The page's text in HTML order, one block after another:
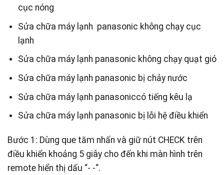
cục nóng
Sửa chữa máy lạnh panasonic không chạy cục
lạnh
Sửa chữa máy lạnh panasonic không chạy quạt gió
Sửa chữa máy lạnh panasonic bị chảy nước
Sửa chữa máy lạnh panasoniccó tiếng kêu lạ
Sửa chữa máy lạnh panasonic bị lỗi hệ điều khiển
Bước 1: Dùng que tăm nhấn và giữ nút CHECK trên
điều khiển khoảng 5 giây cho đến khi màn hình trên
remote hiển thị dấu “- -“.